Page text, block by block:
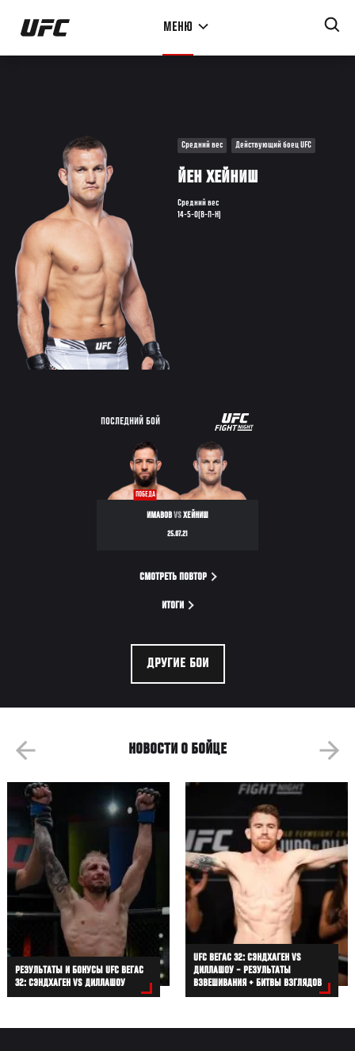
Перейти
основному
МЕНЮ
Средний вес Действующий боец UFC
ЙЕН ХЕЙНИШ
Средний вес
14-5-0(В-П-Н)
ПОСЛЕДНИЙ БОЙ
UFC
FIGHT
NIGHT
ПОБЕДА
ИМАВОВVSХЕЙНИШ
25.07.21
СМОТРЕТЬ ПОВТОР
ИТОГИ
ДРУГИЕ БОИ
НОВОСТИ О БОЙЦЕ
РЕЗУЛЬТАТЫ И БОНУСЫ UFC ВЕГАС
32: СЭНДХАГЕН VS ДИЛЛАШОУ
UFC ВЕГАС 32: СЭНДХАГЕН VS
ДИЛЛАШОУ – РЕЗУЛЬТАТЫ
ВЗВЕШИВАНИЯ + БИТВЫ ВЗГЛЯДОВ